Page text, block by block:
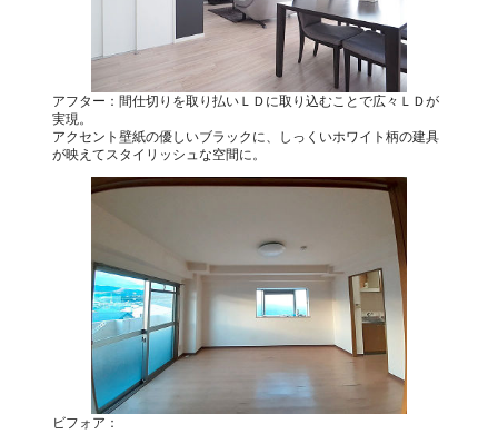
アフター：間仕切りを取り払いＬＤに取り込むことで広々ＬＤが
実現。
アクセント壁紙の優しいブラックに、しっくいホワイト柄の建具
が映えてスタイリッシュな空間に。
ビフォア：